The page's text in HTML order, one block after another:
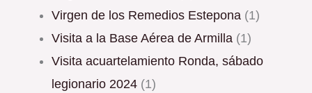
Virgen de los Remedios Estepona (1)
Visita a la Base Aérea de Armilla (1)
Visita acuartelamiento Ronda, sábado
legionario 2024 (1)